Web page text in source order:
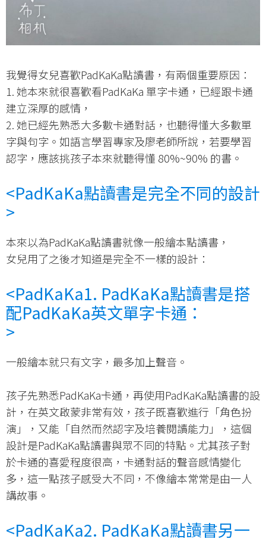
我覺得女兒喜歡PadKaKa點讀書，有兩個重要原因：
1. 她本來就很喜歡看PadKaKa 單字卡通，已經跟卡通
建立深厚的感情，
2. 她已經先熟悉大多數卡通對話，也聽得懂大多數單
字與句字。如語言學習專家及廖老師所說，若要學習
認字，應該挑孩子本來就聽得懂 80%~90% 的書。
<PadKaKa點讀書是完全不同的設計
>
本來以為PadKaKa點讀書就像一般繪本點讀書，
女兒用了之後才知道是完全不一樣的設計：
<PadKaKa1. PadKaKa點讀書是搭
配PadKaKa英文單字卡通：
>
一般繪本就只有文字，最多加上聲音。
孩子先熟悉PadKaKa卡通，再使用PadKaKa點讀書的設
計，在英文啟蒙非常有效，孩子既喜歡進行「角色扮
演」，又能「自然而然認字及培養閱讀能力」，這個
設計是PadKaKa點讀書與眾不同的特點。尤其孩子對
於卡通的喜愛程度很高，卡通對話的聲音感情變化
多，這一點孩子感受大不同，不像繪本常常是由一人
講故事。
<PadKaKa2. PadKaKa點讀書另一